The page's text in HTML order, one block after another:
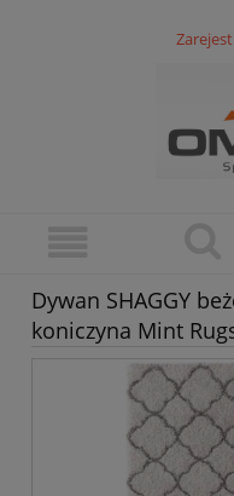
Dywan SHAGGY
koniczyna Mint